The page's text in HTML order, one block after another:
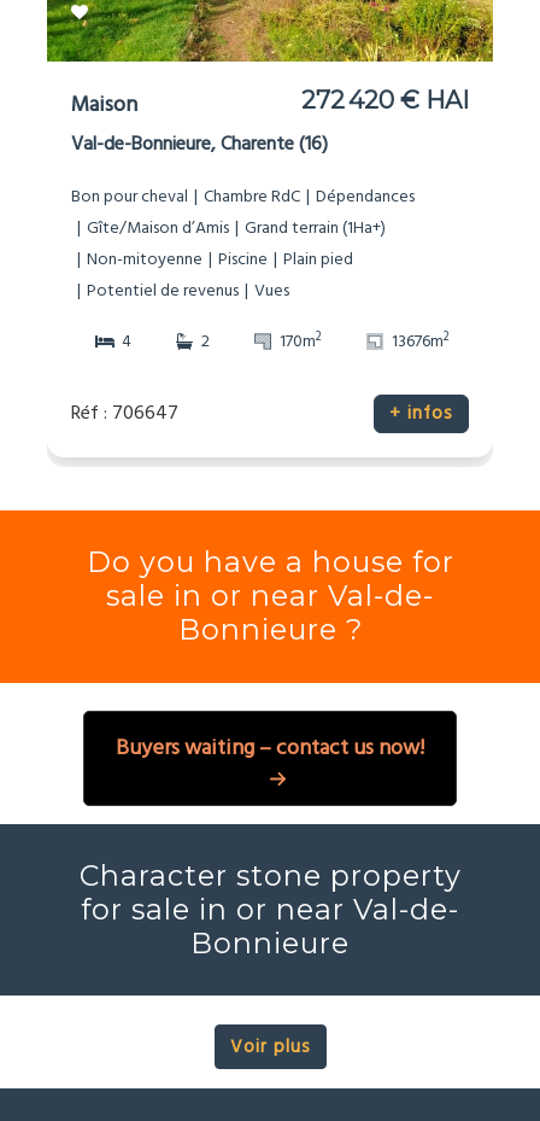
Maison 272 420 € HAI
Val-de-Bonnieure, Charente (16)
Bon pour cheval Chambre RdC Dépendances
Gîte/Maison d’Amis Grand terrain (1Ha+)
Non-mitoyenne
Piscine
Plain pied
Potentiel de revenus Vues
4
2 170m2 13676m2
Réf : 706647 + infos
Do you have a house for
sale in or near Val-de-
Bonnieure ?
Buyers waiting – contact us now!
Character stone property
for sale in or near Val-de-
Bonnieure
Voir plus